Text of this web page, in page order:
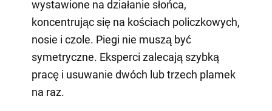
wystawione na działanie słońca,
koncentrując się na kościach policzkowych,
nosie i czole. Piegi nie muszą być
symetryczne. Eksperci zalecają szybką
pracę i usuwanie dwóch lub trzech plamek
na raz.